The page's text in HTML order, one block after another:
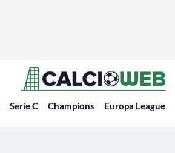
Serie C Champions Europa League